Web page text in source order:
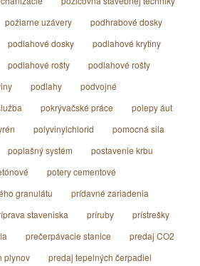
požiarne uzávery
podhrabové dosky
podlahové dosky
podlahové krytiny
podlahové rošty
podlahové rošty
podlahy
podvojné
pokrývačské práce
polepy áut
polyvinylchlorid
pomocná sila
poplašný systém
postavenie krbu
potery cementové
granulátu
prídavné zariadenia
staveniska príruby
prístrešky
prečerpávacie stanice
predaj CO2
plynov
predaj tepelných čerpadiel